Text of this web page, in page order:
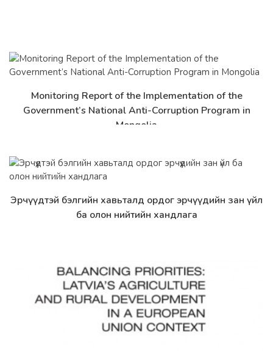
Дэлгэрэнгүй
Monitoring Report of the Implementation of the
Government’s National Anti-Corruption Program in
Mongolia
Дэлгэрэнгүй
Эрчүүдтэй бэлгийн хавьталд ордог эрчүүдийн зан үйл
ба олон нийтийн хандлага